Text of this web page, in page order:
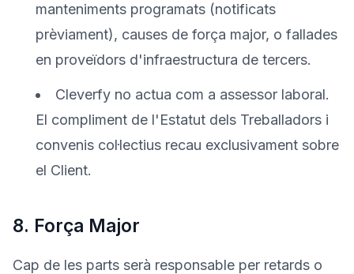
manteniments programats (notificats
prèviament), causes de força major, o fallades
en proveïdors d'infraestructura de tercers.
Cleverfy no actua com a assessor laboral.
El compliment de l'Estatut dels Treballadors i
convenis col·lectius recau exclusivament sobre
el Client.
8. Força Major
Cap de les parts serà responsable per retards o